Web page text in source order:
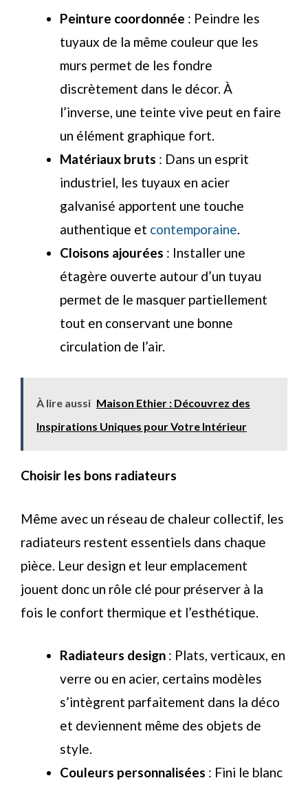
Peinture coordonnée : Peindre les
tuyaux de la même couleur que les
murs permet de les fondre
discrètement dans le décor. À
l’inverse, une teinte vive peut en faire
un élément graphique fort.
Matériaux bruts : Dans un esprit
industriel, les tuyaux en acier
galvanisé apportent une touche
authentique et contemporaine.
Cloisons ajourées : Installer une
étagère ouverte autour d’un tuyau
permet de le masquer partiellement
tout en conservant une bonne
circulation de l’air.
À lire aussi Maison Ethier : Découvrez des
Inspirations Uniques pour Votre Intérieur
Choisir les bons radiateurs
Même avec un réseau de chaleur collectif, les
radiateurs restent essentiels dans chaque
pièce. Leur design et leur emplacement
jouent donc un rôle clé pour préserver à la
fois le confort thermique et l’esthétique.
Radiateurs design : Plats, verticaux, en
verre ou en acier, certains modèles
s’intègrent parfaitement dans la déco
et deviennent même des objets de
style.
Couleurs personnalisées : Fini le blanc